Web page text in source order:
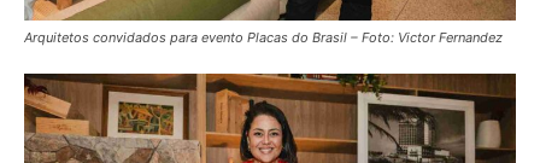
Arquitetos convidados para evento Placas do Brasil – Foto: Victor Fernandez